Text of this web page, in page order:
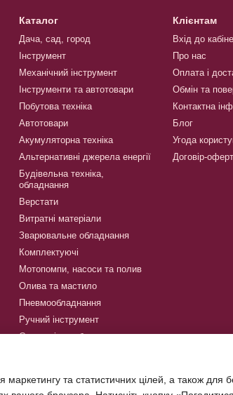
Каталог
Дача, сад, город
Інструмент
Механічний інструмент
Інструменти та автотовари
Побутова техніка
Автотовари
Акумуляторна техніка
Альтернативні джерела енергії
Будівельна техніка,
обладнання
Верстати
Витратні матеріали
Зварювальне обладнання
Комплектуючі
Мотопомпи, насоси та полив
Олива та мастило
Пневмообладнання
Ручний інструмент
Сантехнічне обладнання
кемпінгу
Клієнтам
Вхід до
Про нас
Оплата і
Обмін та
Контактна
Блог
Угода
Договір-
та статистичних цілей, а також для